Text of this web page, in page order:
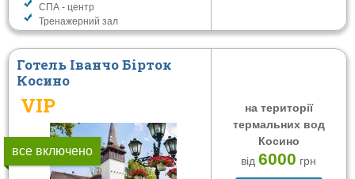
СПА - центр
Тренажерний зал
все включено
Готель Іванчо Бірток
Косино
VIP
на території
термальних вод
Косино
від6000 грн
Wi-Fi
Басейн закритий
Сауна
СПА - центр
Тренажерний зал